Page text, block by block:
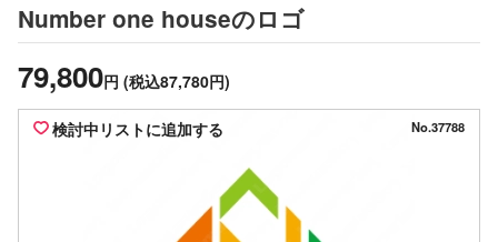
Number one houseのロゴ
79,800円 (税込87,780円)
検討中リストに追加する No.37788